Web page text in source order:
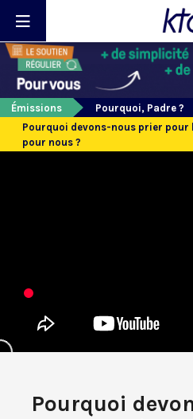
Émissions
Pourquoi, Padre ?
Pourquoi devons-nous prier
pour nous ?
Pourquoi